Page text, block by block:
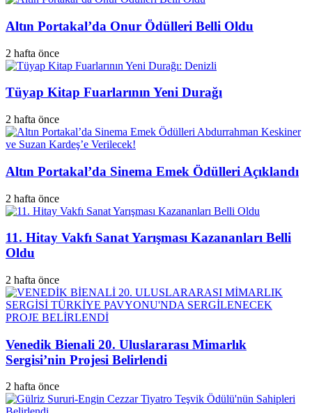
Altın Portakal’da Onur Ödülleri Belli Oldu
2 hafta önce
Tüyap Kitap Fuarlarının Yeni Durağı
2 hafta önce
Altın Portakal’da Sinema Emek Ödülleri Açıklandı
2 hafta önce
11. Hitay Vakfı Sanat Yarışması Kazananları Belli
Oldu
2 hafta önce
Venedik Bienali 20. Uluslararası Mimarlık
Sergisi’nin Projesi Belirlendi
2 hafta önce